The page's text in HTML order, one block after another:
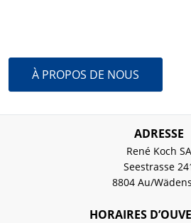
À PROPOS DE NOUS
ADRESSE
René Koch SA
Seestrasse
8804 Au/
HORAIRES